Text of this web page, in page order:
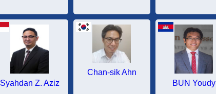
Syahdan Z. Aziz
Chan-sik Ahn
BUN Youdy